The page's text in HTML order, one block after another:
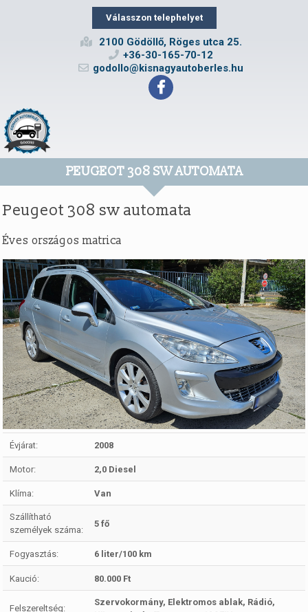
Válasszon telephelyet
2100 Gödöllő, Röges utca 25.
+36-30-165-70-12
godollo@kisnagyautoberles.hu
PEUGEOT 308 SW AUTOMATA
Peugeot 308 sw automata
Éves országos matrica
Évjárat: 2008
Motor: 2,0 Diesel
Klíma: Van
Szállítható
személyek száma:
5 fő
Fogyasztás: 6 liter/100 km
Kaució: 80.000 Ft
Felszereltség:
Szervokormány, Elektromos ablak, Rádió,